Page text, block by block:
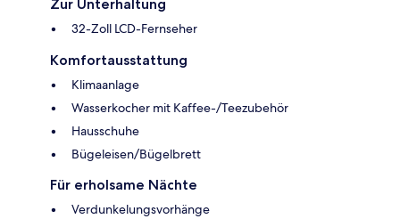
Zur Unterhaltung
32-Zoll LCD-Fernseher
Komfortausstattung
Klimaanlage
Wasserkocher mit Kaffee-/Teezubehör
Hausschuhe
Bügeleisen/Bügelbrett
Für erholsame Nächte
Verdunkelungsvorhänge